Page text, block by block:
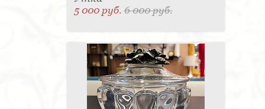
5 000 руб.6 000 руб.